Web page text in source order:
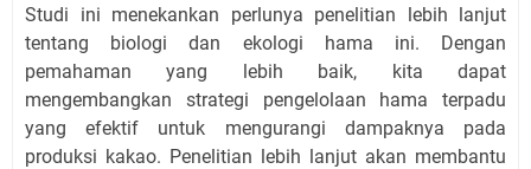
Studi ini menekankan perlunya penelitian lebih lanjut
tentang biologi dan ekologi hama ini. Dengan
pemahaman yang lebih baik, kita dapat
mengembangkan strategi pengelolaan hama terpadu
yang efektif untuk mengurangi dampaknya pada
produksi kakao. Penelitian lebih lanjut akan membantu